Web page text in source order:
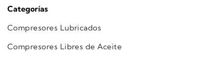
Categorías
Compresores Lubricados
Compresores Libres de Aceite